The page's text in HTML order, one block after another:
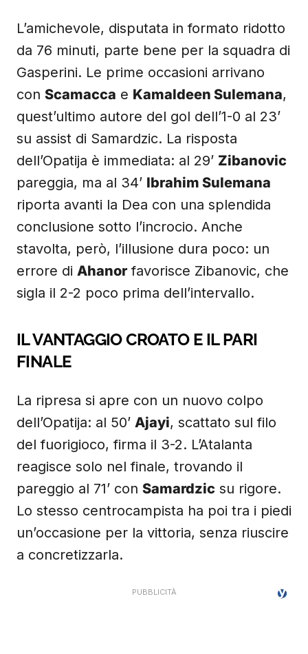
L’amichevole, disputata in formato ridotto
da 76 minuti, parte bene per la squadra di
Gasperini. Le prime occasioni arrivano
con Scamacca e Kamaldeen Sulemana,
quest’ultimo autore del gol dell’1-0 al 23’
su assist di Samardzic. La risposta
dell’Opatija è immediata: al 29’ Zibanovic
pareggia, ma al 34’ Ibrahim Sulemana
riporta avanti la Dea con una splendida
conclusione sotto l’incrocio. Anche
stavolta, però, l’illusione dura poco: un
errore di Ahanor favorisce Zibanovic, che
sigla il 2-2 poco prima dell’intervallo.
IL VANTAGGIO CROATO E IL PARI
FINALE
La ripresa si apre con un nuovo colpo
dell’Opatija: al 50’ Ajayi, scattato sul filo
del fuorigioco, firma il 3-2. L’Atalanta
reagisce solo nel finale, trovando il
pareggio al 71’ con Samardzic su rigore.
Lo stesso centrocampista ha poi tra i piedi
un’occasione per la vittoria, senza riuscire
a concretizzarla.